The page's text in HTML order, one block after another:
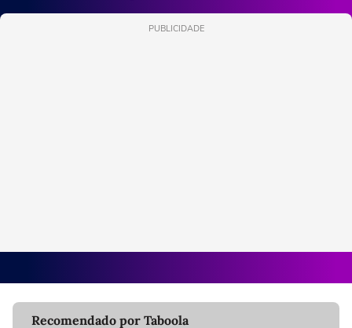
PUBLICIDADE
Recomendado por Taboola